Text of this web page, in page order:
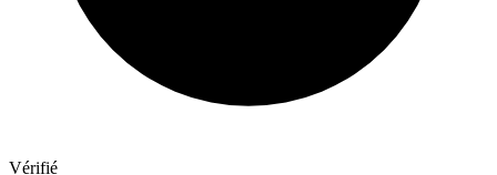
Vérifié